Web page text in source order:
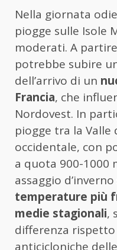
Nella giornata
piogge sulle Isole
moderati. A
potrebbe subire
dell’arrivo di un
Francia, che
Nordovest. In
piogge tra la Valle
occidentale, con
a quota 900-1000
assaggio
temperature più
medie stagionali,
differenza
anticicloniche